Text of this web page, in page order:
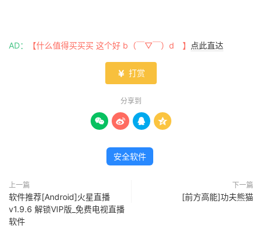
AD： 【什么值得买买买 这个好 b（￣▽￣）d 】 点此直达
 打赏
分享到
   
安全软件
上一篇
软件推荐[Android]火星直播
v1.9.6 解锁VIP版_免费电视直播
软件
下一篇
[前方高能]功夫熊猫